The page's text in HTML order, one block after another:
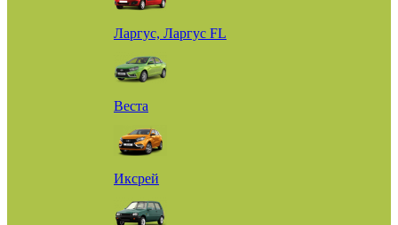
Ларгус, Ларгус FL
Веста
Иксрей